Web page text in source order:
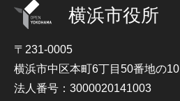
横浜市役所
〒231-0005
横浜市中区本町6丁目50番地の10
法人番号：3000020141003